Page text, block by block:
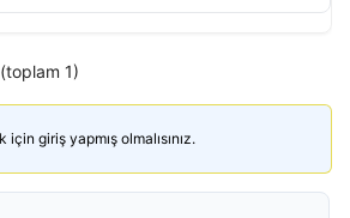
1)
giriş yapmış olmalısınız.